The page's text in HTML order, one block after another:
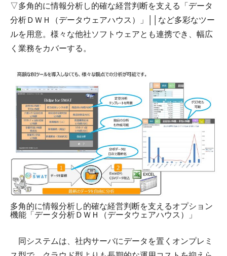
▽多角的に情報分析し的確な経営判断を支える「データ
分析ＤＷＨ（データウェアハウス）」││など多彩なツー
ルを用意。様々な他社ソフトウェアとも連携でき、幅広
く業務をカバーする。
多角的に情報分析し的確な経営判断を支えるオプション
機能「データ分析ＤＷＨ（データウェアハウス）」
同システムは、社内サーバにデータを置くオンプレミ